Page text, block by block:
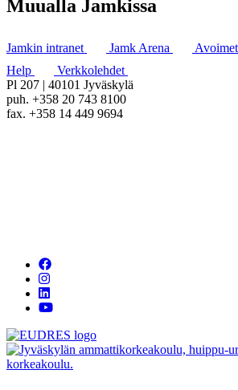
Muualla Jamkissa
Jamkin intranet Jamk Arena
Help
Verkkolehdet
Pl 207 | 40101 Jyväskylä
puh. +358 20 743 8100
fax. +358 14 449 9694